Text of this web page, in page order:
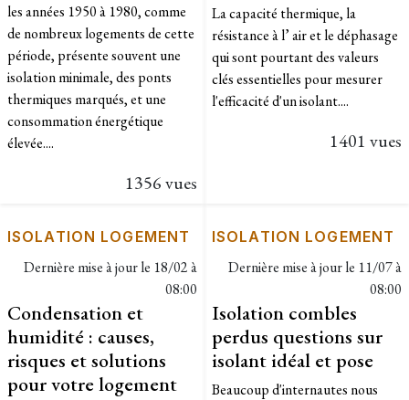
les années 1950 à 1980, comme
de nombreux logements de cette
période, présente souvent une
isolation minimale, des ponts
thermiques marqués, et une
consommation énergétique
élevée....
1356 vues
La capacité thermique, la
résistance à l’ air et le déphasage
qui sont pourtant des valeurs
clés essentielles pour mesurer
l'efficacité d'un isolant....
1401 vues
ISOLATION LOGEMENT
Dernière mise à jour le 18/02 à
08:00
Condensation et
humidité : causes,
risques et solutions
pour votre logement
ISOLATION LOGEMENT
Dernière mise à jour le 11/07 à
08:00
Isolation combles
perdus questions sur
isolant idéal et pose
Beaucoup d'internautes nous